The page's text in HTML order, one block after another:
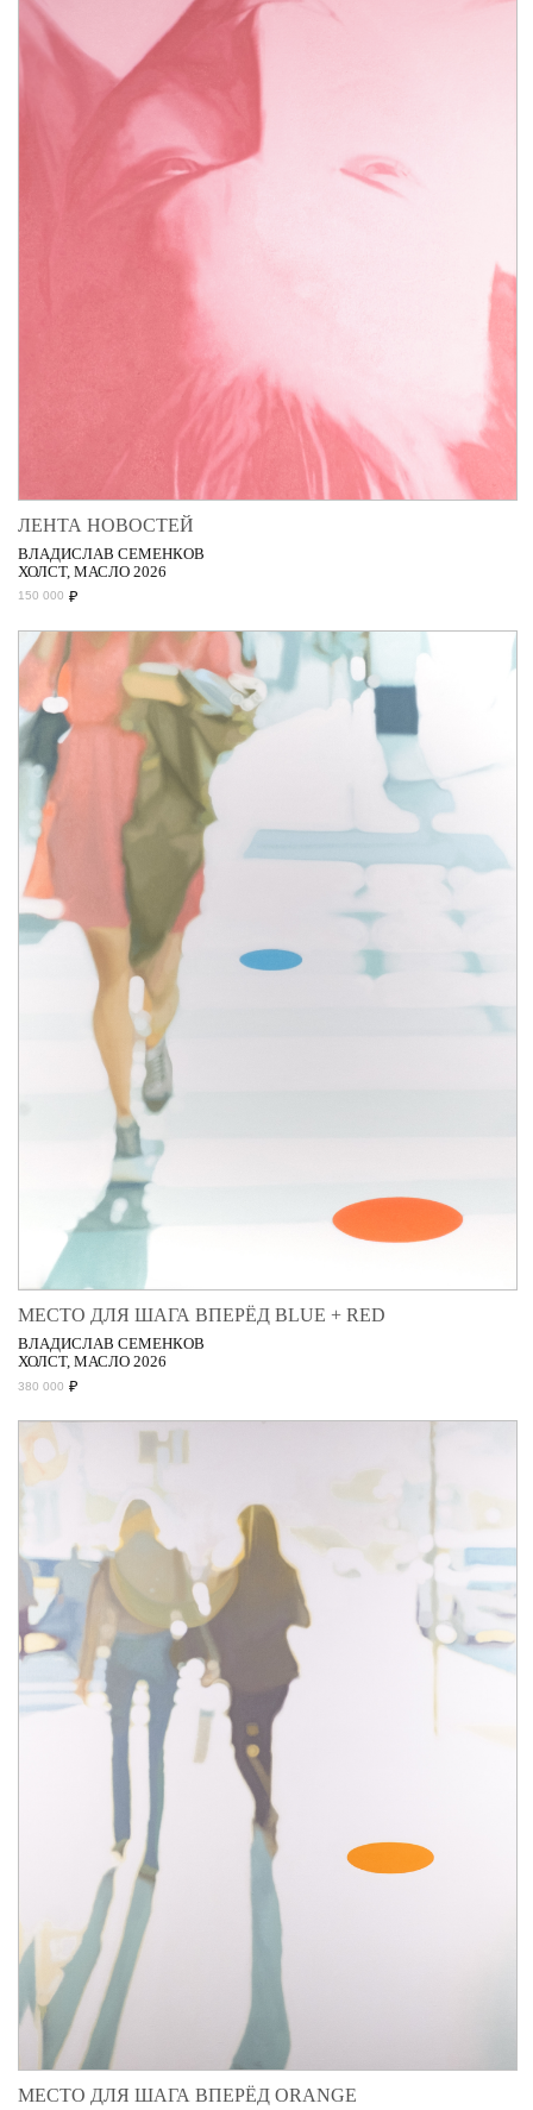
ЛЕНТА НОВОСТЕЙ
ВЛАДИСЛАВ СЕМЕНКОВ
ХОЛСТ, МАСЛО 2026
150 000 ₽
МЕСТО ДЛЯ ШАГА ВПЕРЁД BLUE + RED
ВЛАДИСЛАВ СЕМЕНКОВ
ХОЛСТ, МАСЛО 2026
380 000 ₽
МЕСТО ДЛЯ ШАГА ВПЕРЁД ORANGE